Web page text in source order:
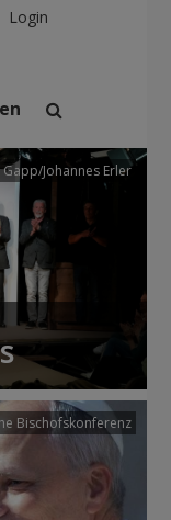
Login
Einrichtungen
Johannes Erler
Bischofskonferenz